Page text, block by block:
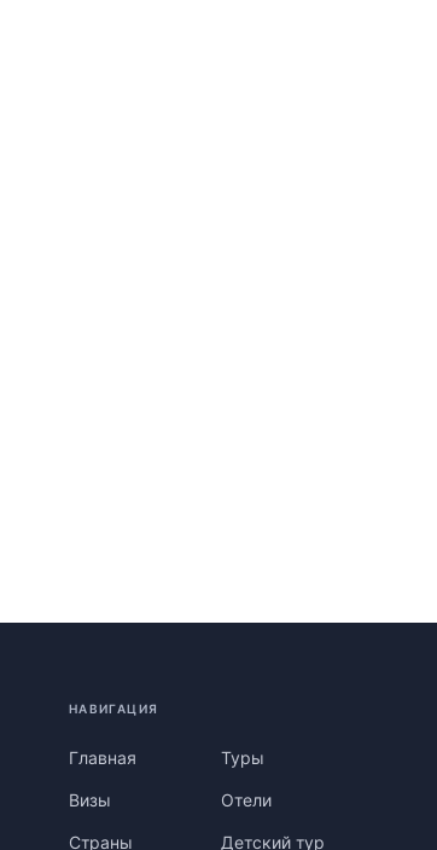
НАВИГАЦИЯ
Главная Туры
Визы Отели
Страны Детский тур